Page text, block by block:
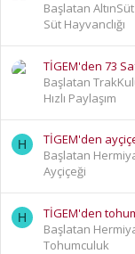
Başlatan AltınSüt
Süt Hayvanclığı
TİGEM'den 73
Başlatan
Hızlı Paylaşım
H
TİGEM'den
Başlatan
Ayçiçeği
H
TİGEM'den
Başlatan
Tohumculuk